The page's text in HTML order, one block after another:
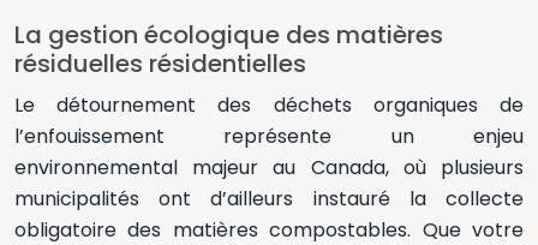
La gestion écologique des matières
résiduelles résidentielles
Le détournement des déchets organiques de
l’enfouissement représente un enjeu
environnemental majeur au Canada, où plusieurs
municipalités ont d’ailleurs instauré la collecte
obligatoire des matières compostables. Que votre